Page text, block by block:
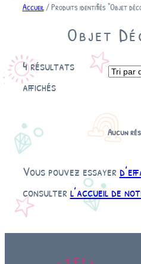
Accueil / Produits identifiés “Objet
Objet
4 résultats
affichés
Aucun
Vous pouvez essayer
consulterl’accueil de